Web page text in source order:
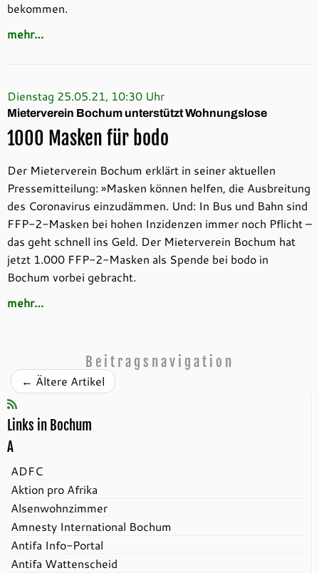
bekommen.
mehr…
Dienstag 25.05.21, 10:30 Uhr
Mieterverein Bochum unterstützt Wohnungslose
1000 Masken für bodo
Der Mieterverein Bochum erklärt in seiner aktuellen
Pressemitteilung: »Masken können helfen, die Ausbreitung
des Coronavirus einzudämmen. Und: In Bus und Bahn sind
FFP-2-Masken bei hohen Inzidenzen immer noch Pflicht –
das geht schnell ins Geld. Der Mieterverein Bochum hat
jetzt 1.000 FFP-2-Masken als Spende bei bodo in
Bochum vorbei gebracht.
mehr…
Beitragsnavigation
← Ältere Artikel
Links in Bochum
A
ADFC
Aktion pro Afrika
Alsenwohnzimmer
Amnesty International Bochum
Antifa Info-Portal
Antifa Wattenscheid